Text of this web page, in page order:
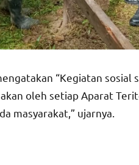
“Kegiatan
oleh setiap Aparat
masyarakat,” ujarnya.